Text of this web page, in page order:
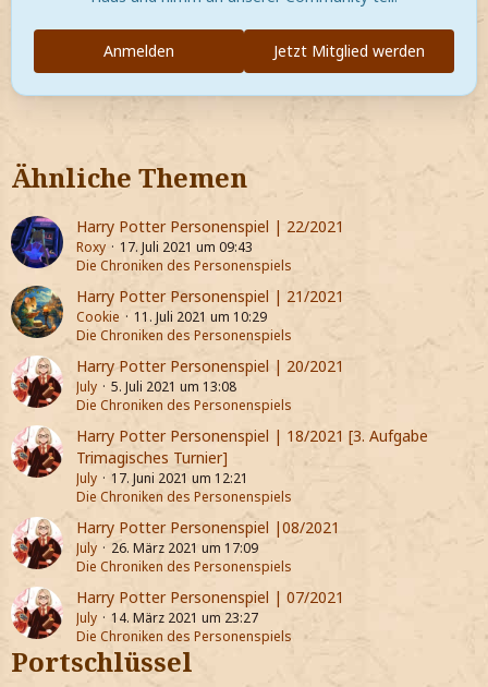
Jetzt Mitglied werden
Anmelden
Ähnliche Themen
Harry Potter Personenspiel | 22/2021
Roxy
17. Juli 2021 um 09:43
Die Chroniken des Personenspiels
Harry Potter Personenspiel | 21/2021
Cookie
11. Juli 2021 um 10:29
Die Chroniken des Personenspiels
Harry Potter Personenspiel | 20/2021
July
5. Juli 2021 um 13:08
Die Chroniken des Personenspiels
Harry Potter Personenspiel | 18/2021 [3. Aufgabe
Trimagisches Turnier]
July
17. Juni 2021 um 12:21
Die Chroniken des Personenspiels
Harry Potter Personenspiel |08/2021
July
26. März 2021 um 17:09
Die Chroniken des Personenspiels
Harry Potter Personenspiel | 07/2021
July
14. März 2021 um 23:27
Die Chroniken des Personenspiels
Portschlüssel